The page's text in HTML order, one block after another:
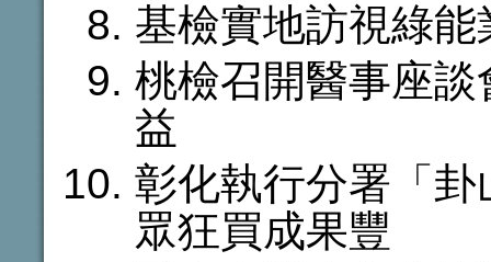
基檢實地訪視綠
桃檢召開醫事座
益
彰化執行分署「
眾狂買成果豐